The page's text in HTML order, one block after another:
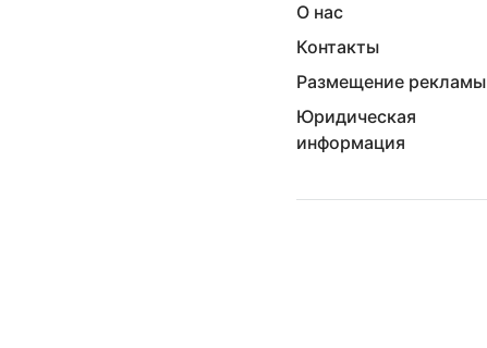
О нас
Контакты
Размещение рекламы
Юридическая
информация